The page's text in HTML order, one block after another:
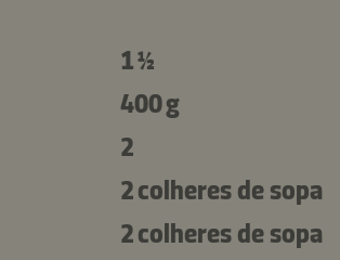
1 ½
400 g
2
2 colheres de sopa
2 colheres de sopa